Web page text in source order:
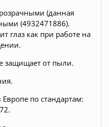
(данная
(4932471886).
глаз как при работе на
защищает от пыли.
по стандартам: